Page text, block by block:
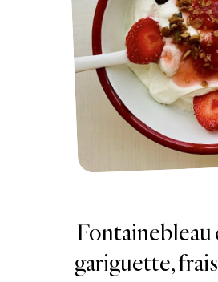
Pancakes
tartiner